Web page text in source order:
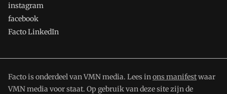
instagram
facebook
Facto LinkedIn
Facto is onderdeel van VMN media. Lees inons manifestwaar
VMN media voor staat. Op gebruik van deze site zijn de